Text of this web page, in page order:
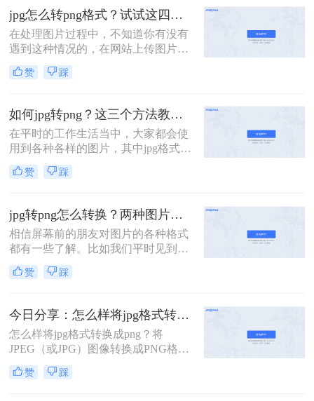
件在保存时出现混乱导致该图片在使
用时仍然是JPG格式。下面分享四个
如何jpg转png方法，操作简单无难
度，轻松将图片转换为png格式。
jpg怎么转png格式？试试这四个方法吧！
在处理图片过程中，不知道你有没有
遇到这种情况的，在网站上传图片过
程中，只支持png格式的图片上传
吗？其他格式的都不支持，你说有几
急，下面小编就给大家推荐四种能够
将jpg转换成png格式的方法，赶紧来
看看jpg怎么转png格式吧！
赞 踩
如何jpg转png？这三个方法教会你！
在平时的工作生活当中，大家都会使
用到各种各样的图片，其中jpg格式与
png格式都是大家平时比较常用的图
片格式，但是在使用图片时，可能会
那么这时候就需要将图片转换成相应
的格式才能使用，例如当需要上传
png格式的图片时但是手里只有jpg，
那么如何jpg转png呢？下面就来为大
家介绍三种jpg转png的方法，非常简
单使用，下面一起看一下吧。
赞 踩
jpg转png怎么转换？两种图片格式转换的方法交给你
相信屏幕前的朋友对图片的各种格式
都有一些了解。比如我们平时见到的
图片，以JPG和JPEG格式居多。这两
种格式其实没有太过差异的区别，可
体积小，非常适合我们日常作为图片
的主载体使用。但它也有个很大的问
题，就是不能显示透明背景。比如我
们需要一张素材图，抠出来后想要直
接贴到其他素材背景上。如果是JPG
格式，遇到这种需求，则是无能为
赞 踩
今日分享：怎么样将jpg格式转换成png？这两种方法学起来
怎么样将jpg格式转换成png？​将
JPEG（或JPG）图像转换成PNG格式
可以通过多种方式实现。PNG格式通
常比JPEG格式拥有更高的图像质量和
赞 踩